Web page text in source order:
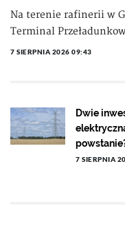
Na terenie rafinerii w
Terminal
7 SIERPNIA 2026 09:43
Dwie
7 SIERPNIA